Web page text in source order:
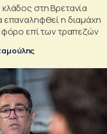
στη Βρετανία
επαναληφθεί η διαμάχη
φόρο επί των τραπεζών